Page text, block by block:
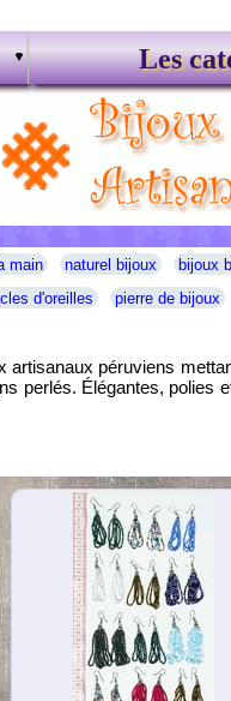
Les
main naturel bijoux bijoux
d'oreilles
pierre de bijoux
péruviens
perlés. Élégantes, polies